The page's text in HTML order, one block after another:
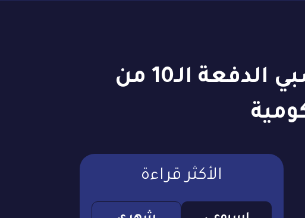
نائب الملك ولي العهد يلتقي مع منتسبي الدفعة الـ10 من
الأكثر قراءة